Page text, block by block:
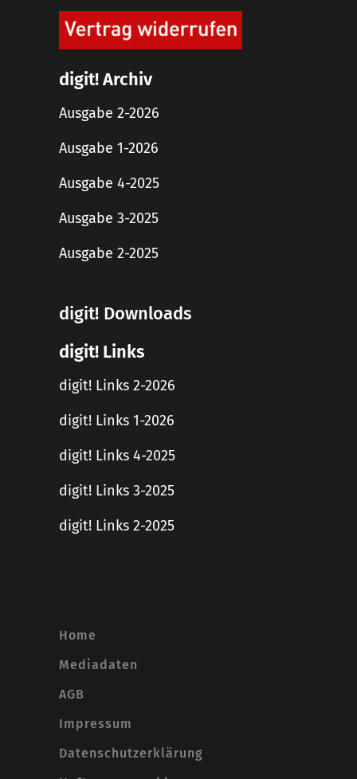
digit! Archiv
Ausgabe 2-2026
Ausgabe 1-2026
Ausgabe 4-2025
Ausgabe 3-2025
Ausgabe 2-2025
digit! Downloads
digit! Links
digit! Links 2-2026
digit! Links 1-2026
digit! Links 4-2025
digit! Links 3-2025
digit! Links 2-2025
Home
Mediadaten
AGB
Impressum
Datenschutzerklärung